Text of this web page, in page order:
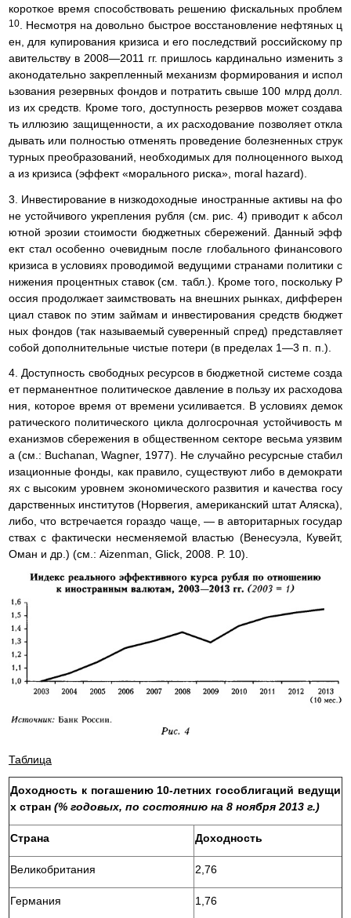
короткое время способствовать решению фискальных проблем
10. Несмотря на довольно быстрое восстановление нефтяных ц
ен, для купирования кризиса и его последствий российскому пр
авительству в 2008—2011 гг. пришлось кардинально изменить з
аконодательно закрепленный механизм формирования и испол
ьзования резервных фондов и потратить свыше 100 млрд долл.
из их средств. Кроме того, доступность резервов может создава
ть иллюзию защищенности, а их расходование позволяет откла
дывать или полностью отменять проведение болезненных струк
турных преобразований, необходимых для полноценного выход
а из кризиса (эффект «морального риска», moral hazard).
3. Инвестирование в низкодоходные иностранные активы на фо
не устойчивого укрепления рубля (см. рис. 4) приводит к абсол
ютной эрозии стоимости бюджетных сбережений. Данный эфф
ект стал особенно очевидным после глобального финансового
кризиса в условиях проводимой ведущими странами политики с
нижения процентных ставок (см. табл.). Кроме того, поскольку Р
оссия продолжает заимствовать на внешних рынках, дифферен
циал ставок по этим займам и инвестирования средств бюджет
ных фондов (так называемый суверенный спред) представляет
собой дополнительные чистые потери (в пределах 1—3 п. п.).
4. Доступность свободных ресурсов в бюджетной системе созда
ет перманентное политическое давление в пользу их расходова
ния, которое время от времени усиливается. В условиях демок
ратического политического цикла долгосрочная устойчивость м
еханизмов сбережения в общественном секторе весьма уязвим
а (см.: Buchanan, Wagner, 1977). Не случайно ресурсные стабил
изационные фонды, как правило, существуют либо в демократи
ях с высоким уровнем экономического развития и качества госу
дарственных институтов (Норвегия, американский штат Аляска),
либо, что встречается гораздо чаще, — в авторитарных государ
ствах с фактически несменяемой властью (Венесуэла, Кувейт,
Оман и др.) (см.: Aizenman, Glick, 2008. P. 10).
Таблица
Доходность к погашению 10-летних гособлигаций ведущи
х стран (% годовых, по состоянию на 8 ноября 2013 г.)
Страна Доходность
Великобритания 2,76
Германия 1,76